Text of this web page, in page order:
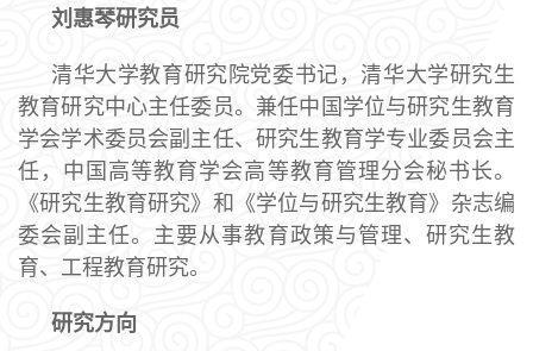
刘惠琴研究员
清华大学教育研究院党委书记，清华大学研究生
教育研究中心主任委员。兼任中国学位与研究生教育
学会学术委员会副主任、研究生教育学专业委员会主
任，中国高等教育学会高等教育管理分会秘书长。
《研究生教育研究》和《学位与研究生教育》杂志编
委会副主任。主要从事教育政策与管理、研究生教
育、工程教育研究。
研究方向